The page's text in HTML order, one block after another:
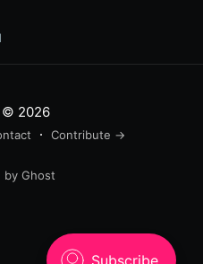
aandoeningen die je
© 2026
Contribute →
by Ghost